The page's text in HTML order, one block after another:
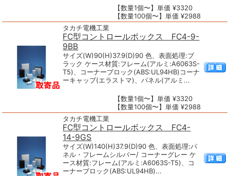
【数量1個〜】単価 ¥3320
【数量100個〜】単価 ¥2988
タカチ電機工業
FC型コントロールボックス FC4-9-
9BB
サイズ(W)90(H)37.9(D)90 色、表面処理:ブ
ラック ケース材質:フレーム(アルミ:A6063S-
T5)、コーナーブロック(ABS:UL94HB)コーナ
ーキャップ(エラストマ)、パネル(アルミ...
【数量1個〜】単価 ¥3320
【数量100個〜】単価 ¥2988
タカチ電機工業
FC型コントロールボックス FC4-
14-9GS
サイズ(W)140(H)37.9(D)90 色、表面処理:パ
ネル・フレームシルバー/ コーナーグレー ケ
ース材質:フレーム(アルミ:A6063S-T5)、コ
ーナーブロック(ABS:UL94HB)...